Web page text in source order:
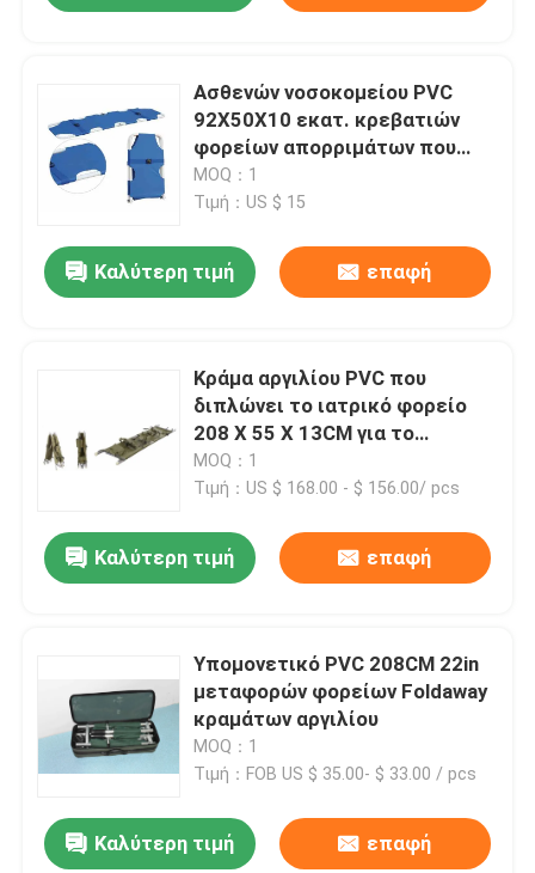
Ασθενών νοσοκομείου PVC
92X50X10 εκατ. κρεβατιών
φορείων απορριμάτων που
διπλώνεται ιατρικό
MOQ：1
Τιμή：US $ 15
Καλύτερη τιμή επαφή
Κράμα αργιλίου PVC που
διπλώνει το ιατρικό φορείο
208 X 55 X 13CM για το
ασθενοφόρο 9 κλ
MOQ：1
Τιμή：US $ 168.00 - $ 156.00/ pcs
Καλύτερη τιμή επαφή
Υπομονετικό PVC 208CM 22in
μεταφορών φορείων Foldaway
κραμάτων αργιλίου
MOQ：1
Τιμή：FOB US $ 35.00- $ 33.00 / pcs
Καλύτερη τιμή επαφή